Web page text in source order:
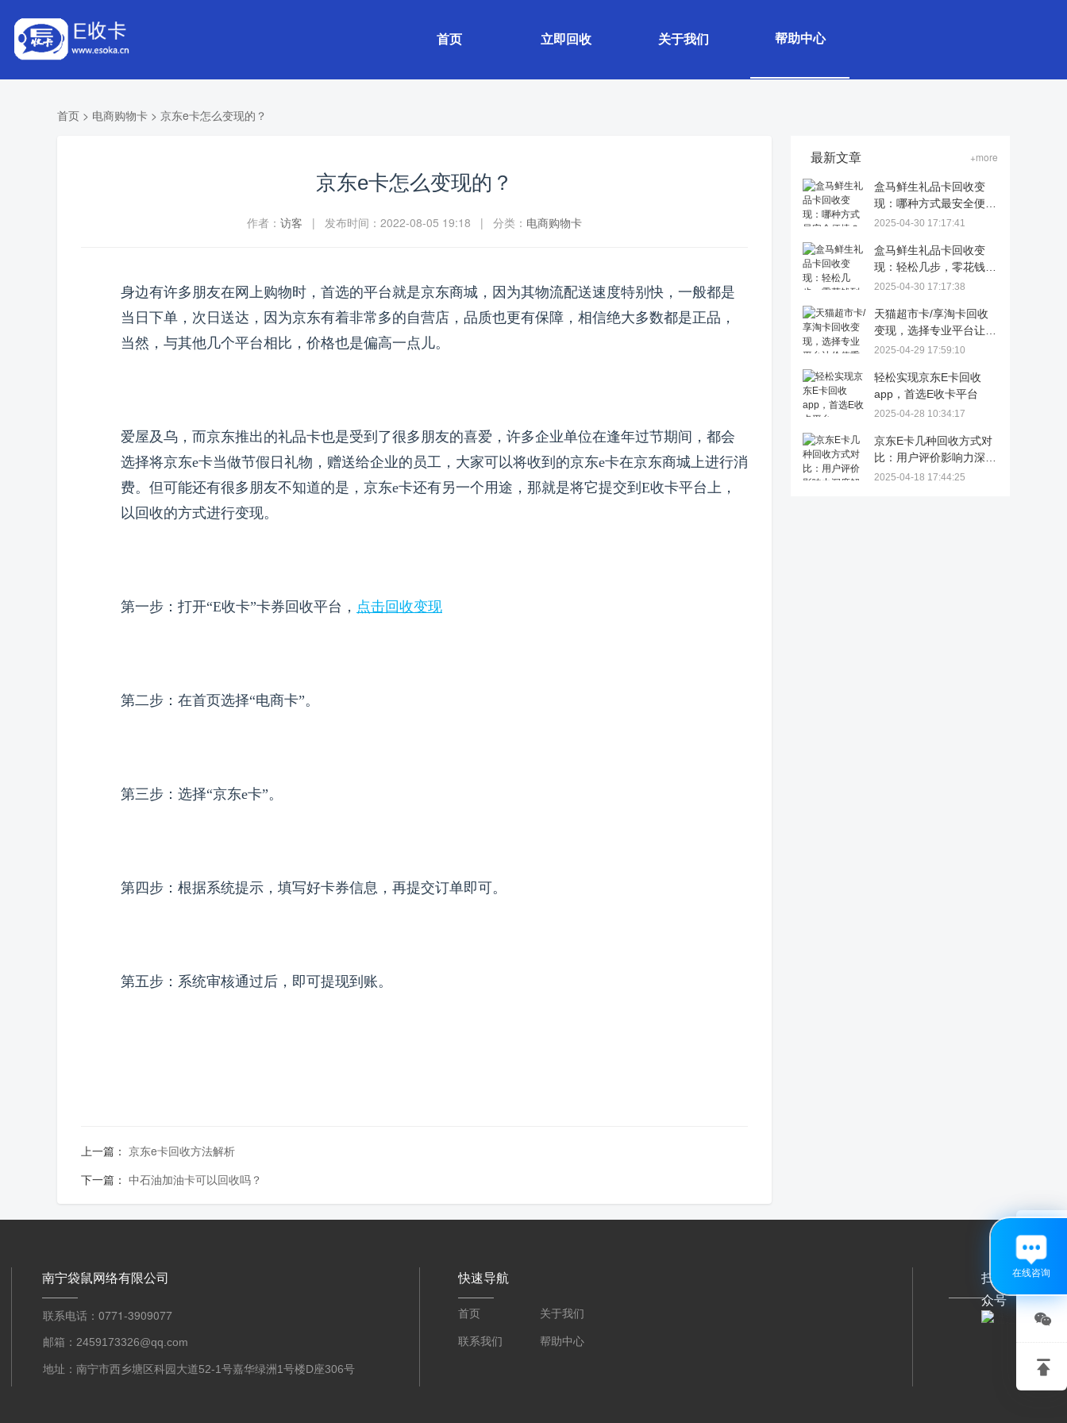
首页 立即回收 关于我们 帮助中心
首页 > 电商购物卡 > 京东e卡怎么变现的？
京东e卡怎么变现的？
作者： 访客 | 发布时间：2022-08-05 19:18 | 分类： 电商购物卡
身边有许多朋友在网上购物时，首选的平台就是京东商城，因为其物流配送速度特别快，一般都是
当日下单，次日送达，因为京东有着非常多的自营店，品质也更有保障，相信绝大多数都是正品，
当然，与其他几个平台相比，价格也是偏高一点儿。
爱屋及乌，而京东推出的礼品卡也是受到了很多朋友的喜爱，许多企业单位在逢年过节期间，都会
选择将京东e卡当做节假日礼物，赠送给企业的员工，大家可以将收到的京东e卡在京东商城上进行消
费。但可能还有很多朋友不知道的是，京东e卡还有另一个用途，那就是将它提交到E收卡平台上，
以回收的方式进行变现。
第一步：打开“E收卡”卡券回收平台， 点击回收变现
第二步：在首页选择“电商卡”。
第三步：选择“京东e卡”。
第四步：根据系统提示，填写好卡券信息，再提交订单即可。
第五步：系统审核通过后，即可提现到账。
上一篇： 京东e卡回收方法解析
下一篇： 中石油加油卡可以回收吗？
最新文章 +more
盒马鲜生礼品卡回收变
现：哪种方式最安全便
捷？
2025-04-30 17:17:41
盒马鲜生礼品卡回收变
现：轻松几步，零花钱到
手！
2025-04-30 17:17:38
天猫超市卡/享淘卡回收
变现，选择专业平台让价
值重生
2025-04-29 17:59:10
轻松实现京东E卡回收
app，首选E收卡平台
2025-04-28 10:34:17
京东E卡几种回收方式对
比：用户评价影响力深度
解析
2025-04-18 17:44:25
南宁袋鼠网络有限公司 快速导航
扫码关注公
众号
首页 关于我们
联系我们 帮助中心
联系电话：0771-3909077
邮箱：2459173326@qq.com
地址：南宁市西乡塘区科园大道52-1号嘉华绿洲1号楼D座306号

在线咨询

关注
微信
